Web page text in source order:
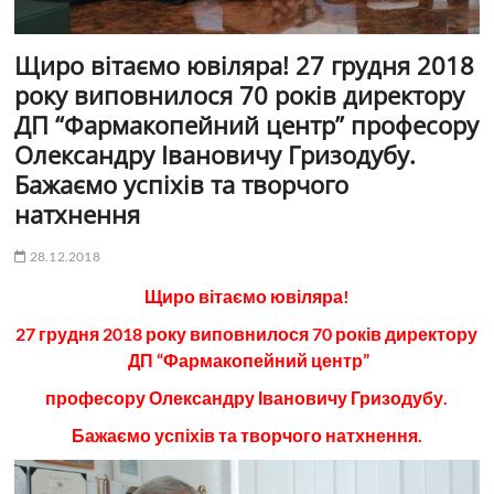
Щиро вітаємо ювіляра! 27 грудня 2018
року виповнилося 70 років директору
ДП “Фармакопейний центр” професору
Олександру Івановичу Гризодубу.
Бажаємо успіхів та творчого
натхнення
28.12.2018
Щиро вітаємо ювіляра!
27 грудня 2018 року виповнилося 70 років директору
ДП “Фармакопейний центр”
професору Олександру Івановичу Гризодубу.
Бажаємо успіхів та творчого натхнення.